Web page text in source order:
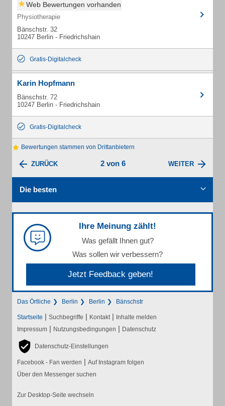
Web Bewertungen vorhanden
Physiotherapie
Bänschstr. 32
10247 Berlin - Friedrichshain
Gratis-Digitalcheck
Karin Hopfmann
Bänschstr. 72
10247 Berlin - Friedrichshain
Gratis-Digitalcheck
Bewertungen stammen von Drittanbietern
ZURÜCK 2 von 6 WEITER
Die besten
Ihre Meinung zählt!
Was gefällt Ihnen gut?
Was sollen wir verbessern?
Jetzt Feedback geben!
Das Örtliche Berlin Berlin Bänschstr
Startseite | Suchbegriffe | Kontakt | Inhalte melden
Impressum | Nutzungsbedingungen | Datenschutz
Datenschutz-Einstellungen
Facebook - Fan werden | Auf Instagram folgen
Über den Messenger suchen
Zur Desktop-Seite wechseln